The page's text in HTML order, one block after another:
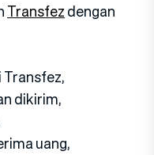
Transfezdengan
Transfez,
dikirim,
uang,